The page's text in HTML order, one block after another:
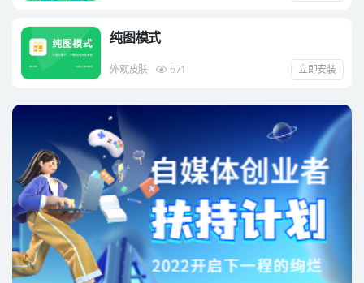
纯图模式
外观皮肤 571 立即安装